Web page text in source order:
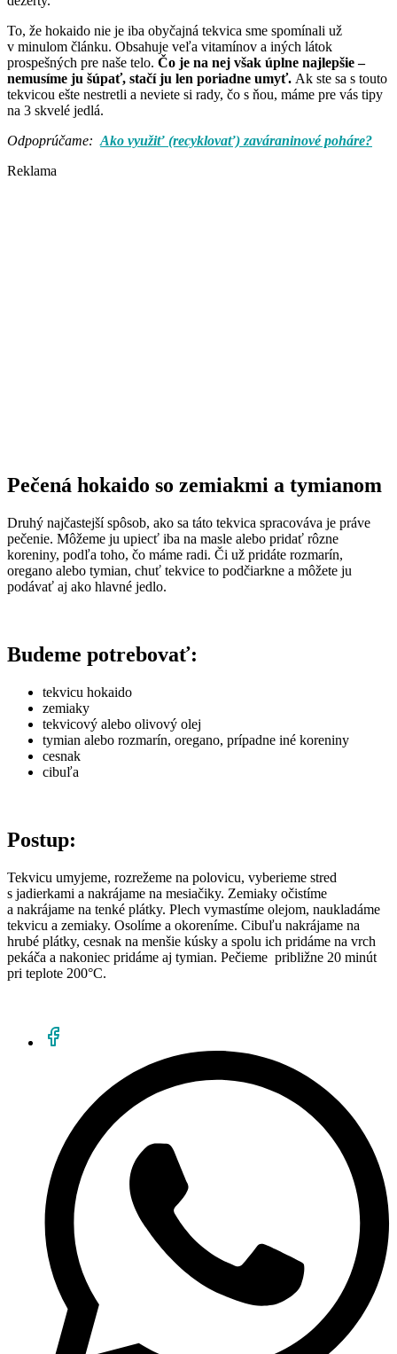
To, že hokaido nie je iba obyčajná tekvica sme spomínali už
v minulom článku. Obsahuje veľa vitamínov a iných látok
prospešných pre naše telo. Čo je na nej však úplne najlepšie –
nemusíme ju šúpať, stačí ju len poriadne umyť. Ak ste sa s touto
tekvicou ešte nestretli a neviete si rady, čo s ňou, máme pre vás tipy
na 3 skvelé jedlá.
Odpoprúčame:Ako využiť (recyklovať) zaváraninové poháre?
Reklama
Pečená hokaido so zemiakmi a tymianom
Druhý najčastejší spôsob, ako sa táto tekvica spracováva je práve
pečenie. Môžeme ju upiecť iba na masle alebo pridať rôzne
koreniny, podľa toho, čo máme radi. Či už pridáte rozmarín,
oregano alebo tymian, chuť tekvice to podčiarkne a môžete ju
podávať aj ako hlavné jedlo.
Budeme potrebovať:
tekvicu hokaido
zemiaky
tekvicový alebo olivový olej
tymian alebo rozmarín, oregano, prípadne iné koreniny
cesnak
cibuľa
Postup:
Tekvicu umyjeme, rozrežeme na polovicu, vyberieme stred
s jadierkami a nakrájame na mesiačiky. Zemiaky očistíme
a nakrájame na tenké plátky. Plech vymastíme olejom, naukladáme
tekvicu a zemiaky. Osolíme a okoreníme. Cibuľu nakrájame na
hrubé plátky, cesnak na menšie kúsky a spolu ich pridáme na vrch
pekáča a nakoniec pridáme aj tymian. Pečieme približne 20 minút
pri teplote 200°C.